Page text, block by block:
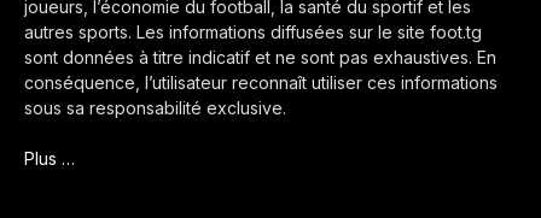
joueurs, l’économie du football, la santé du sportif et les
autres sports. Les informations diffusées sur le site foot.tg
sont données à titre indicatif et ne sont pas exhaustives. En
conséquence, l’utilisateur reconnaît utiliser ces informations
sous sa responsabilité exclusive.
Plus …